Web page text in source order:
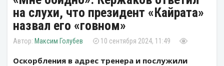
на слухи, что президент «Кайрата»
назвал его «говном»
Максим Голубев 10 сентября 2024, 11:49
Оскорбления в адрес тренера и послужили